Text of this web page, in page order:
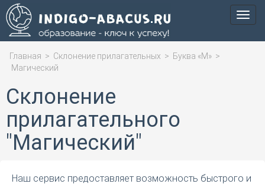
Меню
Главная > Склонение прилагательных > Буква «М» >
Магический
Склонение
прилагательного
"Магический"
Наш сервис предоставляет возможность быстрого и